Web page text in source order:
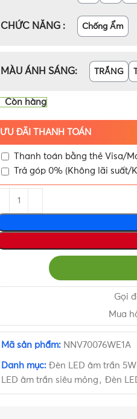
CHỨC NĂNG Chống Ẩm
MÀU ÁNH SÁNG TRẮNG
Còn hàng
ƯU ĐÃI THANH TOÁN
Thanh toán bằng thẻ Visa/
Trả góp 0% (Không lãi
Gọi
Mua
Mã sản phẩm: NNV70076WE1A
Danh mục: Đèn LED âm trần 5W
LED âm trần siêu mỏng , Đèn